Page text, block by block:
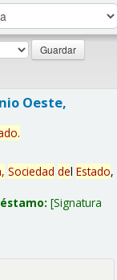
Oeste,
.
Sociedad del Estado,
Signatura